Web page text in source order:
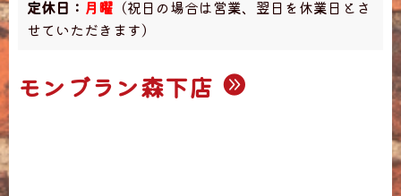
定休日： 月曜 （祝日の場合は営業、翌日を休業日とさ
せていただきます）
モンブラン森下店